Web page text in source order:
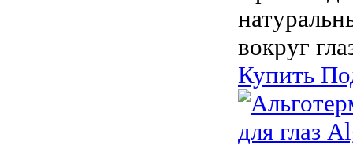
вокруг
Купить